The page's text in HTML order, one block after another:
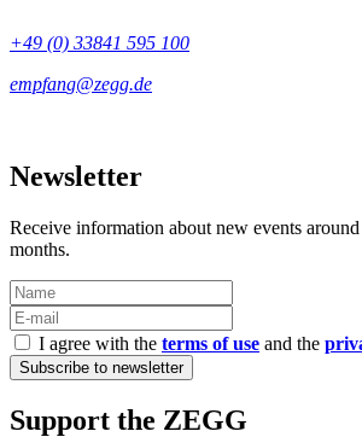
+49 (0) 33841 595 100
Newsletter
Receive information about new events
months.
I agree with the terms of use and the
Support the ZEGG